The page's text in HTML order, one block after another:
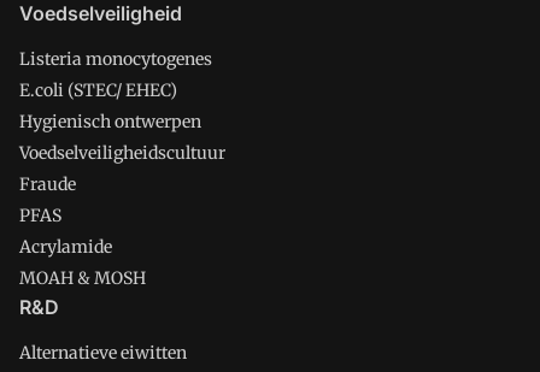
Voedselveiligheid
Listeria monocytogenes
E.coli (STEC/ EHEC)
Hygienisch ontwerpen
Voedselveiligheidscultuur
Fraude
PFAS
Acrylamide
MOAH & MOSH
R&D
Alternatieve eiwitten